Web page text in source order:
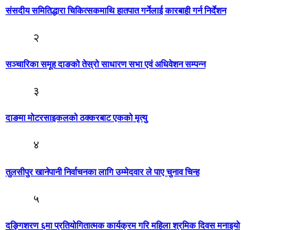
संसदीय समितिद्धारा चिकित्सकमाथि हातपात गर्नेलाई कारबाही गर्न निर्देशन
२
सञ्चारिका समूह दाङको तेस्रो साधारण सभा एवं अधिवेशन सम्पन्न
३
दाङमा मोटरसाइकलको ठक्करबाट एकको मृत्यु
४
तुलसीपुर खानेपानी निर्वाचनका लागि उम्मेदवार ले पाए चुनाव चिन्ह
५
दङ्गिशरण ६मा प्रतियाेगितात्मक कार्यक्रम गरि महिला श्रमिक दिवस मनाइयो